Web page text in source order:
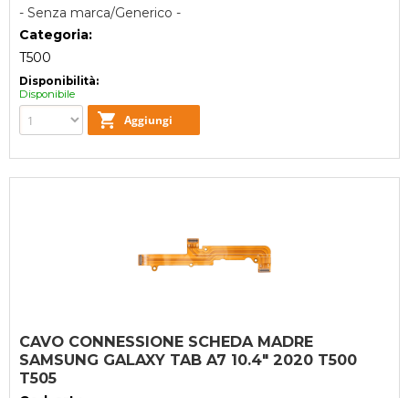
- Senza marca/Generico -
Categoria:
T500
Disponibilità:
Disponibile
CAVO CONNESSIONE SCHEDA MADRE
SAMSUNG GALAXY TAB A7 10.4" 2020 T500
T505